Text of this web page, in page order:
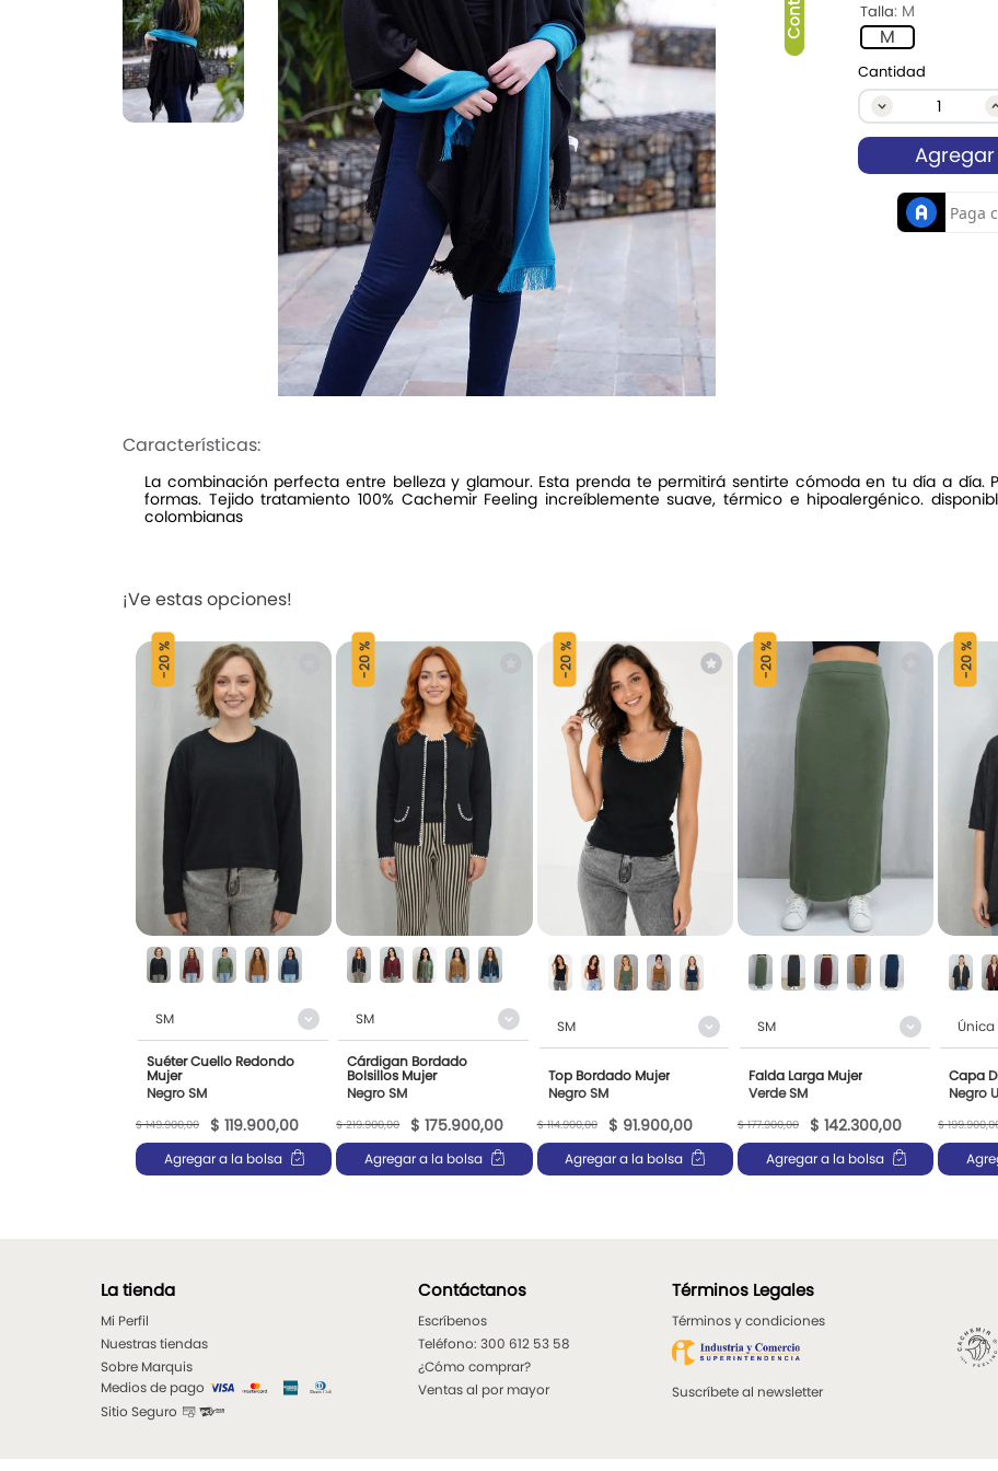
Talla: M
M
Cantidad
Características:
La combinación perfecta entre belleza y glamour. Esta prenda te permitirá sentirte cómoda en tu día a día.
formas. Tejido tratamiento 100% Cachemir Feeling increíblemente suave, térmico e hipoalergénico.
colombianas
¡Ve estas opciones!
-
20 %
SM
Suéter Cuello Redondo
Mujer
Negro SM
$ 149.900,00 $ 119.900,00
Agregar a la bolsa
-
20 %
SM
Cárdigan Bordado
Bolsillos Mujer
Negro SM
$ 219.900,00 $ 175.900,00
Agregar a la bolsa
-
20 %
SM
Top Bordado Mujer
Negro SM
$ 114.900,00 $ 91.900,00
Agregar a la bolsa
-
20 %
SM
Falda Larga Mujer
Verde SM
$ 177.900,00 $ 142.300,00
Agregar a la bolsa
-
20 %
Única
Capa
Negro U
$ 199.900,
La tienda
Mi Perfil
Nuestras tiendas
Sobre Marquis
Medios de pago
Sitio Seguro
Contáctanos
Escríbenos
Teléfono: 300 612 53 58
¿Cómo comprar?
Ventas al por mayor
Términos Legales
Términos y condiciones
Suscríbete al newsletter